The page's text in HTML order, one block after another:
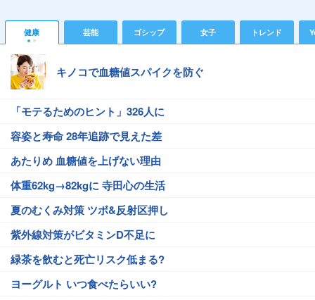
健康 芸能 ゴシップ 女子 トレンド
キノコで血糖値スパイクを防ぐ
「モテるためのヒント」326人に
容姿と寿命 28年追跡で見えた差
あたりめ 血糖値を上げない理由
体重62kg→82kgに 寺田心の生活
夏のむくみ対策 ツボ&反射区押し
紫外線対策がビタミンD不足に
緑茶を飲むと死亡リスク低まる?
ヨーグルト いつ食べたらいい?